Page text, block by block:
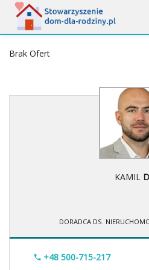
Brak Ofert
KAMIL
DORADCA DS.
+48 500-715-217